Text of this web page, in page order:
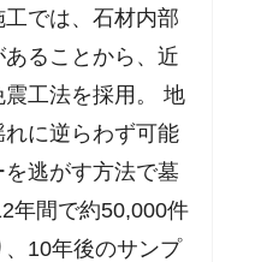
では、石材内部
ることから、近
工法を採用。 地
に逆らわず可能
逃がす方法で墓
年間で約50,000件
10年後のサンプ